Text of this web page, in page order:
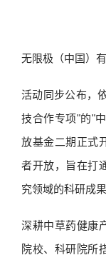
无限极（中国）
活动同步公布，
技合作专项"的"
放基金二期正式
者开放，旨在打
究领域的科研成果
深耕中草药健康
院校、科研院所